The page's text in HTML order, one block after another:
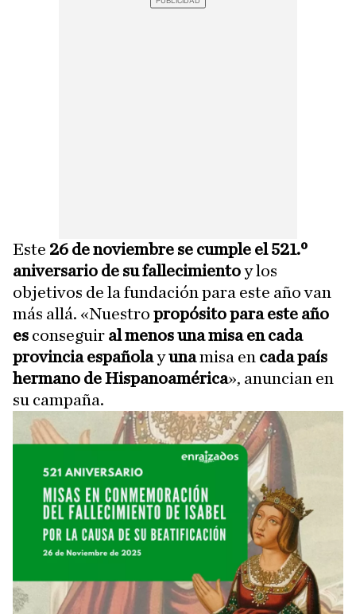
Este 26 de noviembre se cumple el 521.º
aniversario de su fallecimientoy los
objetivos de la fundación para este año van
más allá. «Nuestro propósito para este año
es conseguir al menos una misa en cada
provincia españolayunamisa en cada país
hermano de Hispanoamérica», anuncian en
su campaña.